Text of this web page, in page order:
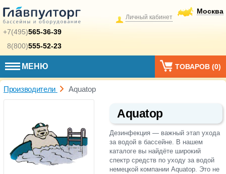
+7(495)565-36-39
8(800)555-52-23
Москва
Личный кабинет
МЕНЮ ТОВАРОВ (0)
Производители Aquatop
Aquatop
Дезинфекция — важный этап ухода
за водой в бассейне. В нашем
каталоге вы найдёте широкий
спектр средств по уходу за водой
немецкой компании Aquatop. Это не